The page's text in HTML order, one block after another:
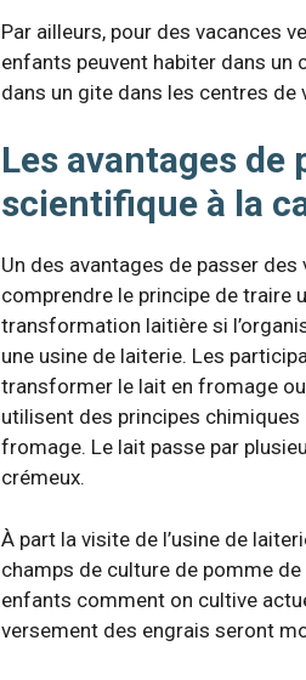
Par ailleurs, pour des vacances
enfants peuvent habiter dans un
dans un gite dans les centres de
Les avantages
scientifique à la
Un des avantages de passer
comprendre le principe de traire
transformation laitière si
une usine de laiterie. Les
transformer le lait en fromage
utilisent des principes
fromage. Le lait passe par
crémeux.
À part la visite de l’usine de
champs de culture de pomme
enfants comment on cultive
versement des engrais seront